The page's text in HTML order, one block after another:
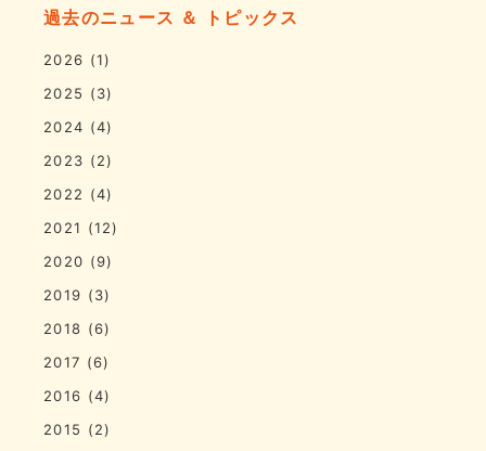
過去のニュース ＆ トピックス
2026 (1)
2025 (3)
2024 (4)
2023 (2)
2022 (4)
2021 (12)
2020 (9)
2019 (3)
2018 (6)
2017 (6)
2016 (4)
2015 (2)